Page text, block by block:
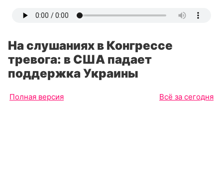
На слушаниях в Конгрессе
тревога: в США падает
поддержка Украины
Полная версия Всё за сегодня